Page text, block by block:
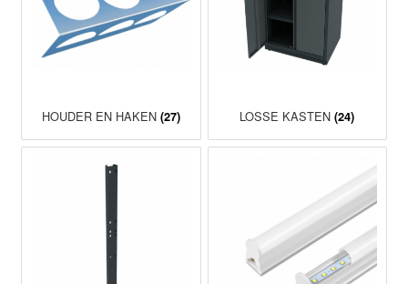
HOUDER EN HAKEN (27) LOSSE KASTEN(24)